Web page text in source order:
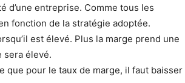
d’une entreprise. Comme tous les
fonction de la stratégie adoptée.
est élevé. Plus la marge prend une
sera élevé.
que pour le taux de marge, il faut baisser